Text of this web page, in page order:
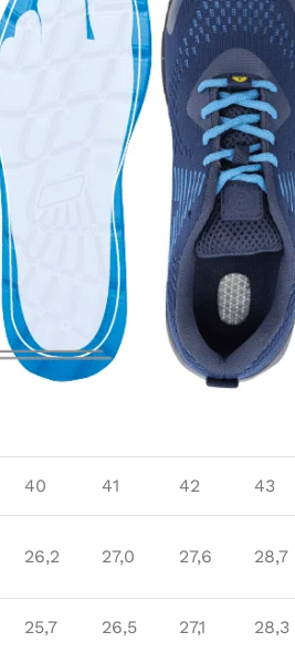
40 41 42 43
26,2 27,0 27,6 28,7
25,7 26,5 27,1 28,3